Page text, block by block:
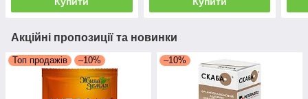
Акційні пропозиції та новинки
Топ продажів –10% –10%